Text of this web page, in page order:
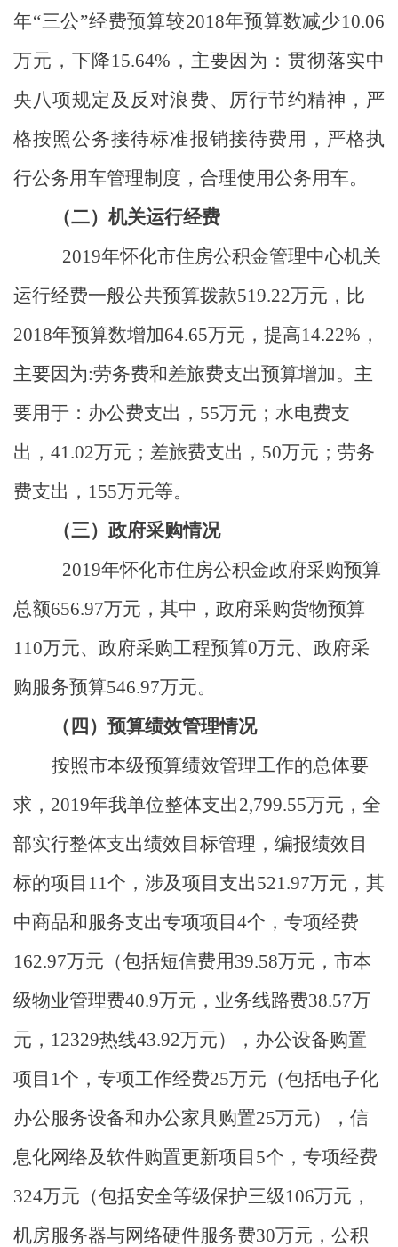
年“三公”经费预算较2018年预算数减少10.06
万元，下降15.64% ，主要因为：贯彻落实中
央八项规定及反对浪费、厉行节约精神，严
格按照公务接待标准报销接待费用，严格执
行公务用车管理制度，合理使用公务用车。
（二） 机关运行经费
2019年怀化市住房公积金管理中心机关
运行经费一般公共预算拨款519.22万元，比
2018年预算数增加64.65万元，提高14.22% ，
主要因为:劳务费和差旅费支出预算增加。主
要用于：办公费支出， 55万元；水电费支
出， 41.02万元；差旅费支出， 50万元；劳务
费支出， 155万元等。
（三）政府采购情况
2019年怀化市住房公积金政府采购预算
总额656.97万元，其中，政府采购货物预算
110万元、政府采购工程预算0万元、政府采
购服务预算546.97万元。
（四）预算绩效管理情况
按照市本级预算绩效管理工作的总体要
求， 2019年我单位整体支出2,799.55万元，全
部实行整体支出绩效目标管理，编报绩效目
标的项目 11个，涉及项目支出521.97万元，其
中商品和服务支出专项项目4个，专项经费
162.97万元（包括短信费用39.58万元，市本
级物业管理费40.9万元，业务线路费38.57万
元， 12329热线43.92万元），办公设备购置
项目 1个，专项工作经费25万元（包括电子化
办公服务设备和办公家具购置25万元），信
息化网络及软件购置更新项目 5个，专项经费
324万元（包括安全等级保护三级106万元，
机房服务器与网络硬件服务费30万元，公积